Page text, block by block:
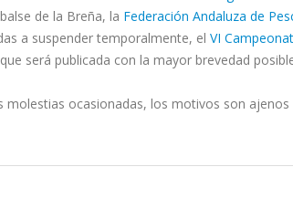
de la Breña, la Federación Andaluza de
a suspender temporalmente, el VI
será publicada con la mayor brevedad
molestias ocasionadas, los motivos son